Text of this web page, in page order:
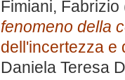
Fimiani, Fabrizio
fenomeno della
dell'incertezza e
Daniela Teresa